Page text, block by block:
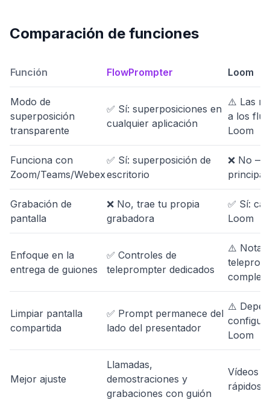
Comparación de funciones
Función FlowPrompter Loom
Modo de
superposición
transparente
✅ Sí: superposiciones en
cualquier aplicación
⚠️ Las
a los
Loom
Funciona con
Zoom/Teams/Webex
✅ Sí: superposición de
escritorio
❌ No —
Grabación de
pantalla
❌ No, trae tu propia
grabadora
✅ Sí:
Loom
Enfoque en la
entrega de guiones
✅ Controles de
teleprompter dedicados
⚠️ Notas
completo
Limpiar pantalla
compartida
✅ Prompt permanece del
lado del presentador
⚠️
Loom
Mejor ajuste
Llamadas,
demostraciones y
grabaciones con guión
Vídeos
rápidos